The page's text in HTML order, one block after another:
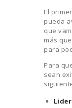
El
pueda
que
más
para
Para
sean